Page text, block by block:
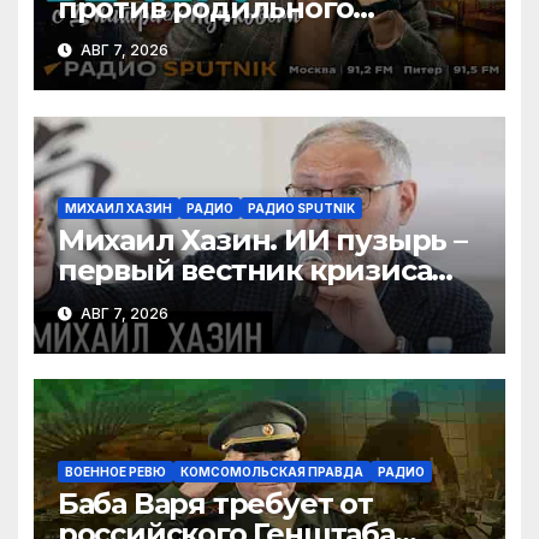
против родильного
туризма, безработица из-за
ИИ
АВГ 7, 2026
МИХАИЛ ХАЗИН РАДИО РАДИО SPUTNIK
Михаил Хазин. ИИ пузырь –
первый вестник кризиса
или миф?
АВГ 7, 2026
ВОЕННОЕ РЕВЮ КОМСОМОЛЬСКАЯ ПРАВДА РАДИО
Баба Варя требует от